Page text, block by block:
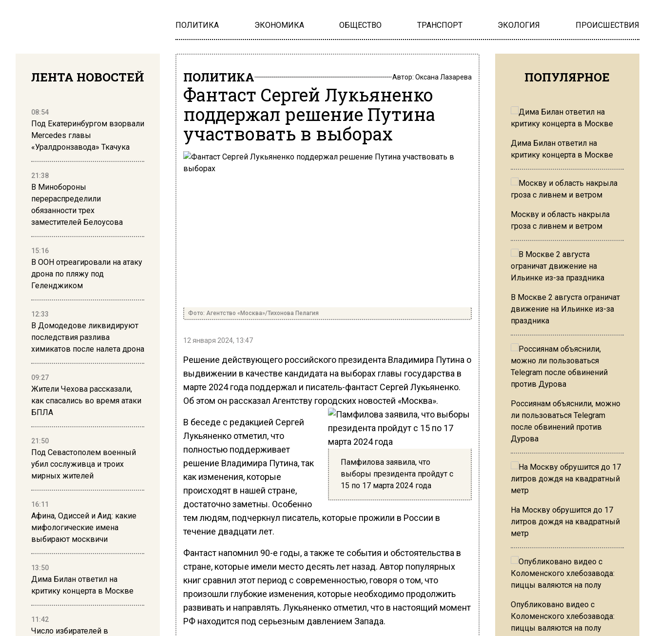
ПОЛИТИКА ЭКОНОМИКА ОБЩЕСТВО ТРАНСПОРТ ЭКОЛОГИЯ ПРОИСШЕСТВИЯ
ЛЕНТА НОВОСТЕЙ
08:54
Под Екатеринбургом взорвали
Mercedes главы
«Уралдронзавода» Ткачука
21:38
В Минобороны
перераспределили
обязанности трех
заместителей Белоусова
15:16
В ООН отреагировали на атаку
дрона по пляжу под
Геленджиком
12:33
В Домодедове ликвидируют
последствия разлива
химикатов после налета дрона
09:27
Жители Чехова рассказали,
как спасались во время атаки
БПЛА
21:50
Под Севастополем военный
убил сослуживца и троих
мирных жителей
16:11
Афина, Одиссей и Аид: какие
мифологические имена
выбирают москвичи
13:50
Дима Билан ответил на
критику концерта в Москве
11:42
Число избирателей в
ПОЛИТИКА Автор: Оксана Лазарева
Фантаст Сергей Лукьяненко
поддержал решение Путина
участвовать в выборах
Фото: Агентство «Москва»/Тихонова Пелагия
12 января 2024, 13:47
Решение действующего российского президента Владимира Путина о
выдвижении в качестве кандидата на выборах главы государства в
марте 2024 года поддержал и писатель-фантаст Сергей Лукьяненко.
Об этом он рассказал Агентству городских новостей «Москва».
Памфилова заявила, что
выборы президента пройдут с
15 по 17 марта 2024 года
В беседе с редакцией Сергей
Лукьяненко отметил, что
полностью поддерживает
решение Владимира Путина, так
как изменения, которые
происходят в нашей стране,
достаточно заметны. Особенно
тем людям, подчеркнул писатель, которые прожили в России в
течение двадцати лет.
Фантаст напомнил 90-е годы, а также те события и обстоятельства в
стране, которые имели место десять лет назад. Автор популярных
книг сравнил этот период с современностью, говоря о том, что
произошли глубокие изменения, которые необходимо продолжить
развивать и направлять. Лукьяненко отметил, что в настоящий момент
РФ находится под серьезным давлением Запада.
ПОПУЛЯРНОЕ
Дима Билан ответил на
критику концерта в Москве
Москву и область накрыла
гроза с ливнем и ветром
В Москве 2 августа ограничат
движение на Ильинке из-за
праздника
Россиянам объяснили, можно
ли пользоваться Telegram
после обвинений против
Дурова
На Москву обрушится до 17
литров дождя на квадратный
метр
Опубликовано видео с
Коломенского хлебозавода:
пиццы валяются на полу